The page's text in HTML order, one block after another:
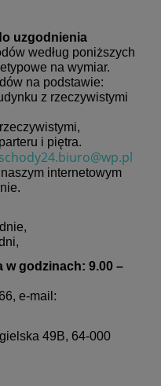
uzgodnienia
według poniższych
na wymiar.
na podstawie:
z rzeczywistymi
i piętra.
schody24.biuro@wp.pl
internetowym
w godzinach: 9.00 –
e-mail:
49B, 64-000